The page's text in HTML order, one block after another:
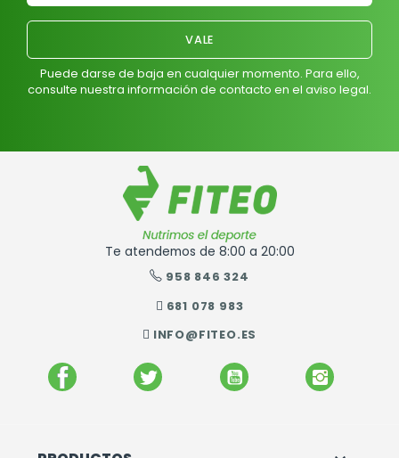
Puede darse de baja en cualquier momento. Para ello,
consulte nuestra información de contacto en el aviso legal.
Te atendemos de 8:00 a 20:00
958 846 324
681 078 983
INFO@FITEO.ES
FACEBOOK TWITTER YOUTUBE